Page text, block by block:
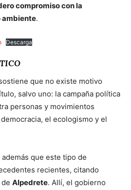
compromiso con la
ambiente.
Descarga
que no existe motivo
salvo uno: la campaña política
personas y movimientos
el ecologismo y el
que este tipo de
recientes, citando
Alpedrete. Allí, el gobierno